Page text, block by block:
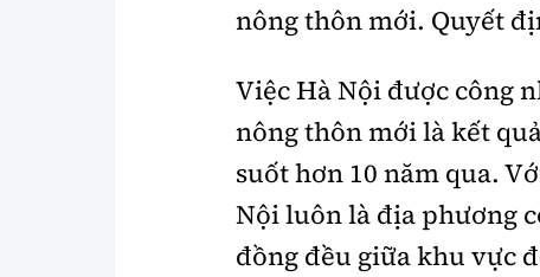
nông thôn mới. Quyết
Việc Hà Nội được công
nông thôn mới là kết
suốt hơn 10 năm qua.
Nội luôn là địa phương
đồng đều giữa khu vực